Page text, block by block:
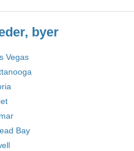
byer
Vegas
Bay